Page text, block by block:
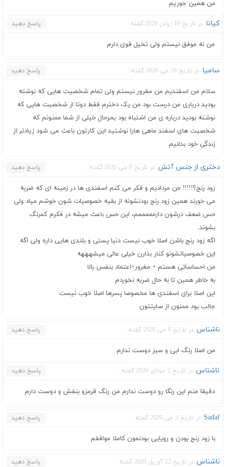
من همین جوریم
کیانا در تاریخ 10 ژوئن 2020 گفته : پاسخ دهید
من نه موفق نیستم ولی تخیل قوی دارم
سامیا در تاریخ 20 می 2020 گفته : پاسخ دهید
سلام من اسفندیم من مغرور نیستم ولی تمام شخصیت هایی که نوشته
بودید درباری من درست بود من یک دخترم فقط دوتا از شخصیت هایی که
نوشته بودید درباره ی من اشتباه بود بحرحال خیلی از شما ممنونم که
شخصیت های اسفند ماهی هارا نوشتید این کارتون باعث می شود زیادتر از
زندگی خود بدانیم.
دختری از جنس آتش در تاریخ 9 می 2020 گفته : پاسخ دهید
زود رنج؟!!!!! من مردادیم و فکر می کنم اسفندی ها در زمینه ای که ضربه
می خورند همین زود رنج بودنشونه از بقیه خصوصیات شون خوشم میاد ولی
حس ضعف درشون دارمممممم، این حس باعث میشه در فکرم کمرنگ
بشوند.
اگه زود رنج باشن اصلا خوب نیست دنیا پستی و بلندی هایی داره ولی اگه
این خصوصیاتشونو کنار بذارن خیلی عالی میشهههه
من احساساتی هستم + مغرور+اعتماد بنفس بالا
به خاطر همین تا به حال ضربه نخوردم
این اصلا برای اسفندی ها مخصوصا پسرها اصلا خوب نیست
جالب بود ممنون از سایتتون
ناشناس در تاریخ 8 می 2020 گفته : پاسخ دهید
من اصلا رنگ ابی و سبز دوست ندارم
ناشناس در تاریخ 2 جولای 2020 گفته : پاسخ دهید
دقیقا منم این رنگا رو دوست ندارم من رنگ قرمزو بنفش و دوست دارم
Sadaf در تاریخ 3 می 2020 گفته : پاسخ دهید
با زود رنج بودن و رویایی بودنمون کاملا موافقم
ناشناس در تاریخ 22 آوریل 2020 گفته : پاسخ دهید